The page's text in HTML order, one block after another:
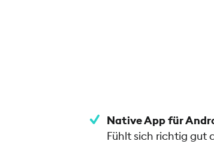
Native App für
Fühlt sich richtig gut